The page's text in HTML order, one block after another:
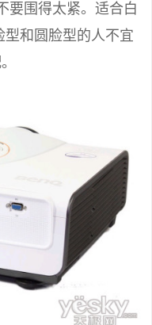
要围得太紧。适合白
和圆脸型的人不宜